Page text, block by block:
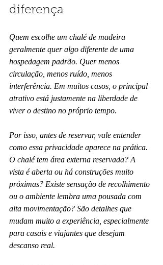
diferença
Quem escolhe um chalé de madeira
geralmente quer algo diferente de uma
hospedagem padrão. Quer menos
circulação, menos ruído, menos
interferência. Em muitos casos, o principal
atrativo está justamente na liberdade de
viver o destino no próprio tempo.
Por isso, antes de reservar, vale entender
como essa privacidade aparece na prática.
O chalé tem área externa reservada? A
vista é aberta ou há construções muito
próximas? Existe sensação de recolhimento
ou o ambiente lembra uma pousada com
alta movimentação? São detalhes que
mudam muito a experiência, especialmente
para casais e viajantes que desejam
descanso real.